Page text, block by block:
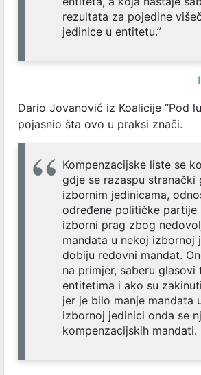
rezultata za pojedine
jedinice u entitetu.”
Dario Jovanović iz Koalicije “Pod
pojasnio šta ovo u praksi znači.
Kompenzacijske liste se
gdje se razaspu stranački
izbornim jedinicama,
određene političke partije
izborni prag zbog
mandata u nekoj izbornoj
dobiju redovni mandat.
na primjer, saberu glasovi
entitetima i ako su
jer je bilo manje mandata
izbornoj jedinici onda se
kompenzacijskih mandati.